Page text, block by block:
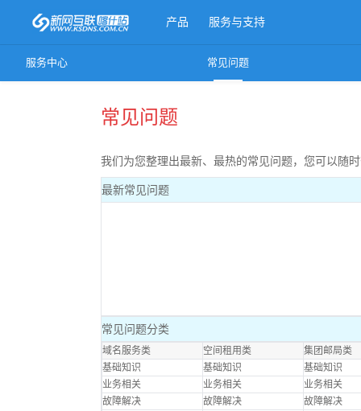
产品 服务与支持
更多产品
服务中心 常见问题
常见问题
我们为您整理出最新、最热的常见问题，您可以随
最新常见问题
常见问题分类
域名服务类 空间租用类
集团邮局类
基础知识
基础知识
基础知识
业务相关
业务相关
业务相关
故障解决
故障解决
故障解决